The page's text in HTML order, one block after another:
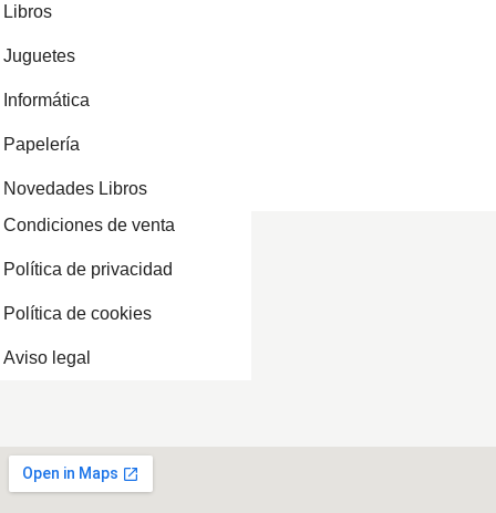
Libros
Juguetes
Informática
Papelería
Novedades Libros
Condiciones de venta
Política de privacidad
Política de cookies
Aviso legal